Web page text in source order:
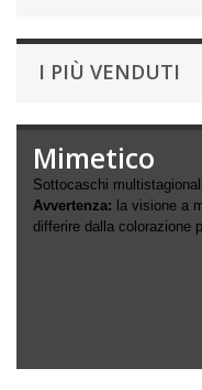
I PIÙ VENDUTI
Mimetico
Sottocaschi
Avvertenza: la visione a
differire dalla colorazione